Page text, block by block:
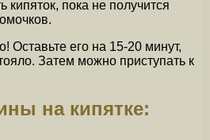
кипяток, пока не получится
Оставьте его на 15-20 минут,
Затем можно приступать к
на кипятке: